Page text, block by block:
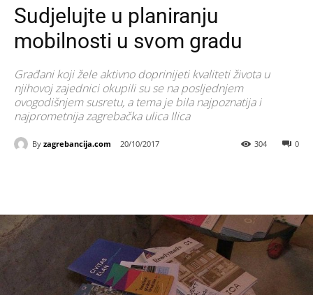
Sudjelujte u planiranju
mobilnosti u svom gradu
Građani koji žele aktivno doprinijeti kvaliteti života u
njihovoj zajednici okupili su se na posljednjem
ovogodišnjem susretu, a tema je bila najpoznatija i
najprometnija zagrebačka ulica Ilica
By zagrebancija.com 20/10/2017 0
304